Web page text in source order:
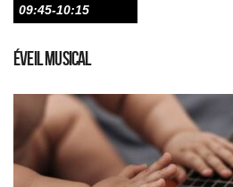
09:45-10:15
Éveil musical